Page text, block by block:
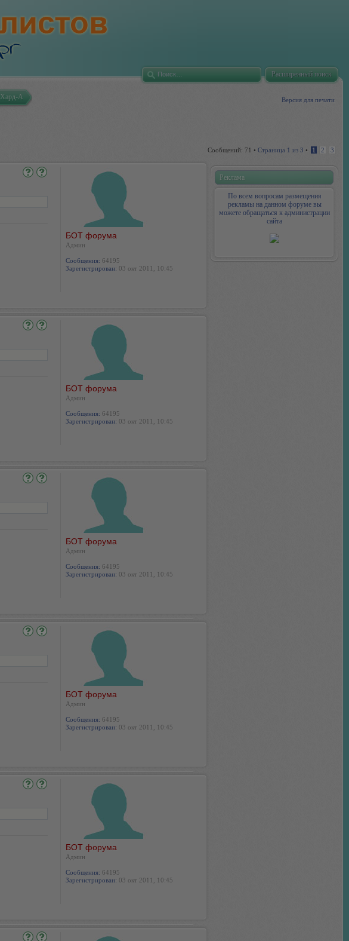
Расширенный поиск
Версия для печати
Хард-А
Сообщений: 71 • Страница 1 из 3 • 1 2 3
БОТ форума
Админ
Сообщения: 64195
Зарегистрирован: 03 окт 2011, 10:45
БОТ форума
Админ
Сообщения: 64195
Зарегистрирован: 03 окт 2011, 10:45
БОТ форума
Админ
Сообщения: 64195
Зарегистрирован: 03 окт 2011, 10:45
БОТ форума
Админ
Сообщения: 64195
Зарегистрирован: 03 окт 2011, 10:45
БОТ форума
Админ
Сообщения: 64195
Зарегистрирован: 03 окт 2011, 10:45
Реклама
По всем вопросам размещения
рекламы на данном форуме вы
можете обращаться к администрации
сайта